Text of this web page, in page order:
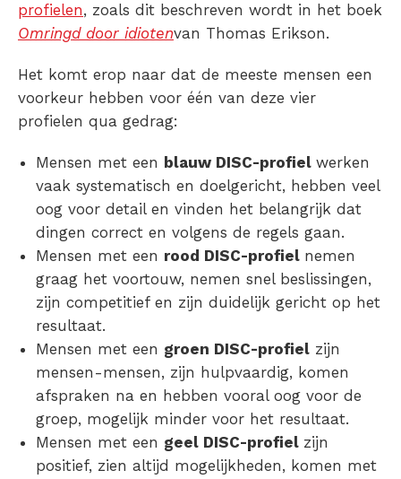
profielen, zoals dit beschreven wordt in het boek
Omringd door idiotenvan Thomas Erikson.
Het komt erop naar dat de meeste mensen een
voorkeur hebben voor één van deze vier
profielen qua gedrag:
Mensen met een blauw DISC-profiel werken
vaak systematisch en doelgericht, hebben veel
oog voor detail en vinden het belangrijk dat
dingen correct en volgens de regels gaan.
Mensen met een rood DISC-profiel nemen
graag het voortouw, nemen snel beslissingen,
zijn competitief en zijn duidelijk gericht op het
resultaat.
Mensen met een groen DISC-profiel zijn
mensen-mensen, zijn hulpvaardig, komen
afspraken na en hebben vooral oog voor de
groep, mogelijk minder voor het resultaat.
Mensen met een geel DISC-profiel zijn
positief, zien altijd mogelijkheden, komen met